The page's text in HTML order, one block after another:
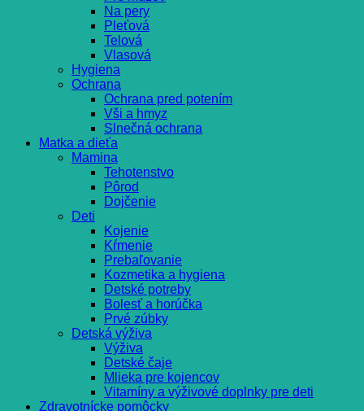
Na pery
Pleťová
Telová
Vlasová
Hygiena
Ochrana
Ochrana pred potením
Vši a hmyz
Slnečná ochrana
Matka a dieťa
Mamina
Tehotenstvo
Pôrod
Dojčenie
Deti
Kojenie
Kŕmenie
Prebaľovanie
Kozmetika a hygiena
Detské potreby
Bolesť a horúčka
Prvé zúbky
Detská výživa
Výživa
Detské čaje
Mlieka pre kojencov
Vitamíny a výživové doplnky pre deti
Zdravotnícke pomôcky